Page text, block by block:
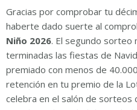
Gracias por comprobar tu
haberte dado suerte al
Niño 2026. El segundo sorteo
terminadas las fiestas de
premiado con menos de
retención en tu premio de la
celebra en el salón de sorteos